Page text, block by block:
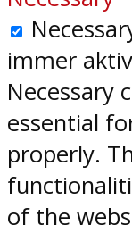
immer aktiv
Necessary
essential
properly.
of the